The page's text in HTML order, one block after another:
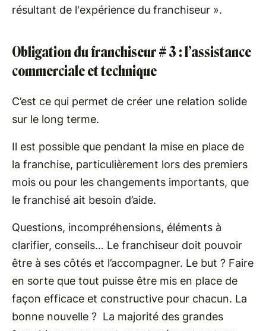
résultant de l'expérience du franchiseur ».
Obligation du franchiseur # 3 : l’assistance
commerciale et technique
C’est ce qui permet de créer une relation solide
sur le long terme.
Il est possible que pendant la mise en place de
la franchise, particulièrement lors des premiers
mois ou pour les changements importants, que
le franchisé ait besoin d’aide.
Questions, incompréhensions, éléments à
clarifier, conseils… Le franchiseur doit pouvoir
être à ses côtés et l’accompagner. Le but ? Faire
en sorte que tout puisse être mis en place de
façon efficace et constructive pour chacun. La
bonne nouvelle ? La majorité des grandes